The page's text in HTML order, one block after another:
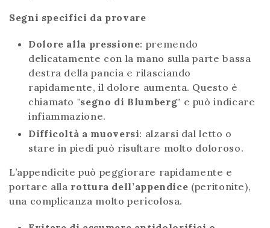
Segni specifici da provare
Dolore alla pressione: premendo
delicatamente con la mano sulla parte bassa
destra della pancia e rilasciando
rapidamente, il dolore aumenta. Questo è
chiamato "segno di Blumberg" e può indicare
infiammazione.
Difficoltà a muoversi: alzarsi dal letto o
stare in piedi può risultare molto doloroso.
L’appendicite può peggiorare rapidamente e
portare alla rottura dell’appendice (peritonite),
una complicanza molto pericolosa.